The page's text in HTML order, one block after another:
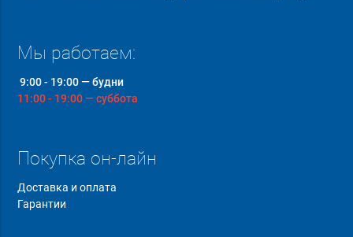
Мы работаем:
9:00 - 19:00 — будни
11:00 - 19:00 — суббота
Покупка он-лайн
Доставка и оплата
Гарантии